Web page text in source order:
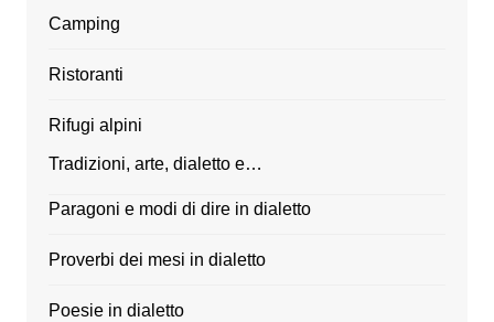
Camping
Ristoranti
Rifugi alpini
Tradizioni, arte, dialetto e…
Paragoni e modi di dire in dialetto
Proverbi dei mesi in dialetto
Poesie in dialetto